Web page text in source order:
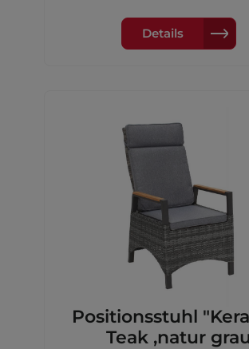
KissenMaterial Verzierung an
Armlehne:Teakholz (Tectona
100%GFA-COC-007261
Details
Positionsstuhl
Teak ,natur grau